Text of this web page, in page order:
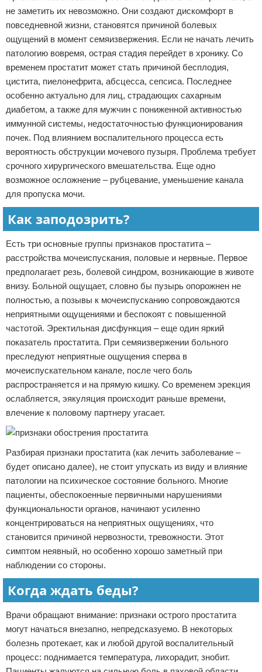
не заметить их невозможно. Они создают дискомфорт в
повседневной жизни, становятся причиной болевых
ощущений в момент семяизвержения. Если не начать лечить
патологию вовремя, острая стадия перейдет в хронику. Со
временем простатит может стать причиной бесплодия,
цистита, пиелонефрита, абсцесса, сепсиса. Последнее
особенно актуально для лиц, страдающих сахарным
диабетом, а также для мужчин с пониженной активностью
иммунной системы, недостаточностью функционирования
почек. Под влиянием воспалительного процесса есть
вероятность обструкции мочевого пузыря. Проблема требует
срочного хирургического вмешательства. Еще одно
возможное осложнение – рубцевание, уменьшение канала
для пропуска мочи.
Как заподозрить?
Есть три основные группы признаков простатита –
расстройства мочеиспускания, половые и нервные. Первое
предполагает резь, болевой синдром, возникающие в животе
внизу. Больной ощущает, словно бы пузырь опорожнен не
полностью, а позывы к мочеиспусканию сопровождаются
неприятными ощущениями и беспокоят с повышенной
частотой. Эректильная дисфункция – еще один яркий
показатель простатита. При семяизвержении больного
преследуют неприятные ощущения сперва в
мочеиспускательном канале, после чего боль
распространяется и на прямую кишку. Со временем эрекция
ослабляется, эякуляция происходит раньше времени,
влечение к половому партнеру угасает.
Разбирая признаки простатита (как лечить заболевание –
будет описано далее), не стоит упускать из виду и влияние
патологии на психическое состояние больного. Многие
пациенты, обеспокоенные первичными нарушениями
функциональности органов, начинают усиленно
концентрироваться на неприятных ощущениях, что
становится причиной нервозности, тревожности. Этот
симптом неявный, но особенно хорошо заметный при
наблюдении со стороны.
Когда ждать беды?
Врачи обращают внимание: признаки острого простатита
могут начаться внезапно, непредсказуемо. В некоторых
болезнь протекает, как и любой другой воспалительный
процесс: поднимается температура, лихорадит, знобит.